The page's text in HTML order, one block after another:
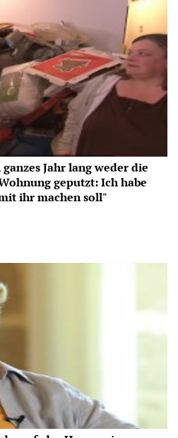
Jahr lang weder die
geputzt: Ich habe
ihr machen soll"